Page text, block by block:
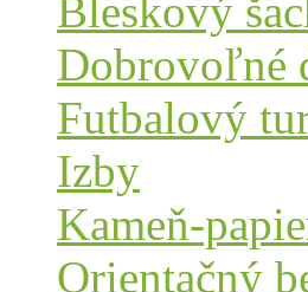
Bleskový
Dobrovoľné
Futbalový
Izby
Kameň-
Orientačný